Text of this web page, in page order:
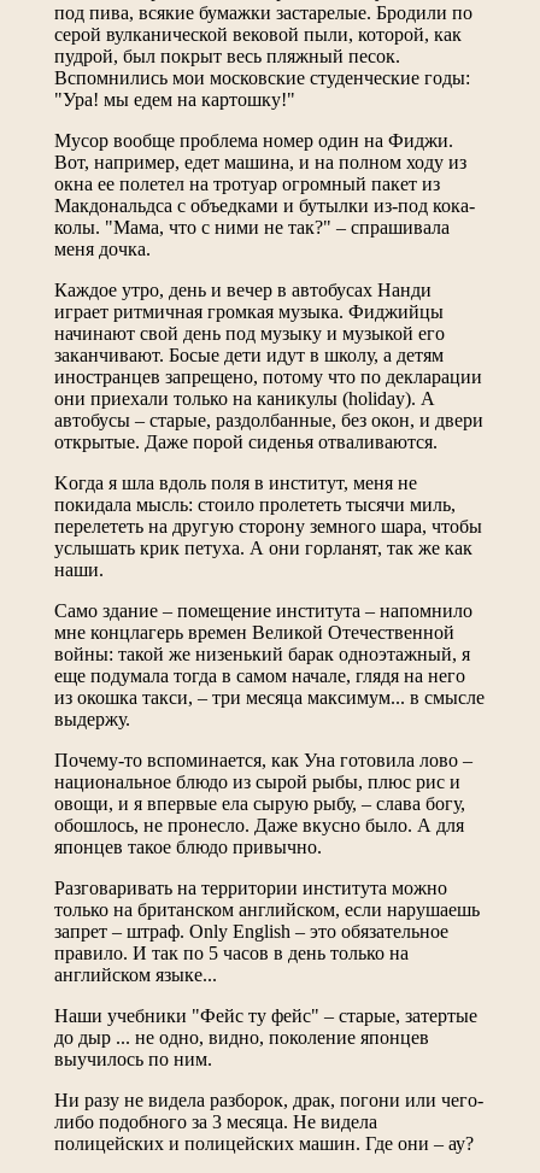
под пива, всякие бумажки застарелые. Бродили по
серой вулканической вековой пыли, которой, как
пудрой, был покрыт весь пляжный песок.
Вспомнились мои московские студенческие годы:
"Ура! мы едем на картошку!"
Мусор вообще проблема номер один на Фиджи.
Вот, например, едет машина, и на полном ходу из
окна ее полетел на тротуар огромный пакет из
Макдональдса с объедками и бутылки из-под кока-
колы. "Мама, что с ними не так?" – спрашивала
меня дочка.
Каждое утро, день и вечер в автобусах Нанди
играет ритмичная громкая музыка. Фиджийцы
начинают свой день под музыку и музыкой его
заканчивают. Босые дети идут в школу, а детям
иностранцев запрещено, потому что по декларации
они приехали только на каникулы (holiday). А
автобусы – старые, раздолбанные, без окон, и двери
открытые. Даже порой сиденья отваливаются.
Kогда я шла вдоль поля в институт, меня не
покидала мысль: стоило пролететь тысячи миль,
перелететь на другую сторону земного шара, чтобы
услышать крик петуха. А они горланят, так же как
наши.
Само здание – помещение института – напомнило
мне концлагерь времен Великой Отечественной
войны: такой же низенький барак одноэтажный, я
еще подумала тогда в самом начале, глядя на него
из окошка такси, – три месяца максимум... в смысле
выдержу.
Почему-то вспоминается, как Уна готовила лово –
национальное блюдо из сырой рыбы, плюс рис и
овощи, и я впервые ела сырую рыбу, – слава богу,
обошлось, не пронесло. Даже вкусно было. А для
японцев такое блюдо привычно.
Разговаривать на территории института можно
только на британском английском, если нарушаешь
запрет – штраф. Only English – это обязательное
правило. И так по 5 часов в день только на
английском языке...
Наши учебники "Фейс ту фейс" – старые, затертые
до дыр ... не одно, видно, поколение японцев
выучилось по ним.
Ни разу не видела разборок, драк, погони или чего-
либо подобного за 3 месяца. Не видела
полицейских и полицейских машин. Где они – ау?